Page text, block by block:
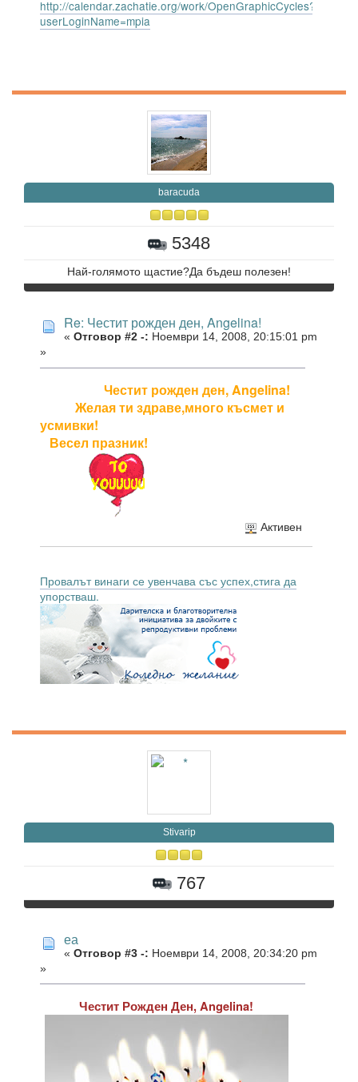
http://calendar.zachatie.org/work/OpenGraphicCycles?
userLoginName=mpia
baracuda
5348
Най-голямото щастие?Да бъдеш полезен!
Re: Честит рожден ден, Angelina!
« Отговор #2 -: Ноември 14, 2008, 20:15:01 pm
»
Честит рожден ден, Angelina!
Желая ти здраве,много късмет и
усмивки!
Весел празник!
Активен
Провалът винаги се увенчава със успех,стига да
упорстваш.
Stivarip
767
еа
« Отговор #3 -: Ноември 14, 2008, 20:34:20 pm
»
Честит Рожден Ден, Angelina!